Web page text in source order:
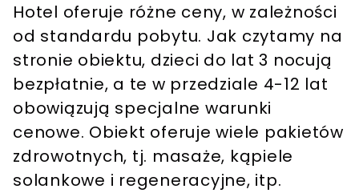
Hotel oferuje różne ceny, w zależności
od standardu pobytu. Jak czytamy na
stronie obiektu, dzieci do lat 3 nocują
bezpłatnie, a te w przedziale 4-12 lat
obowiązują specjalne warunki
cenowe. Obiekt oferuje wiele pakietów
zdrowotnych, tj. masaże, kąpiele
solankowe i regeneracyjne, itp.